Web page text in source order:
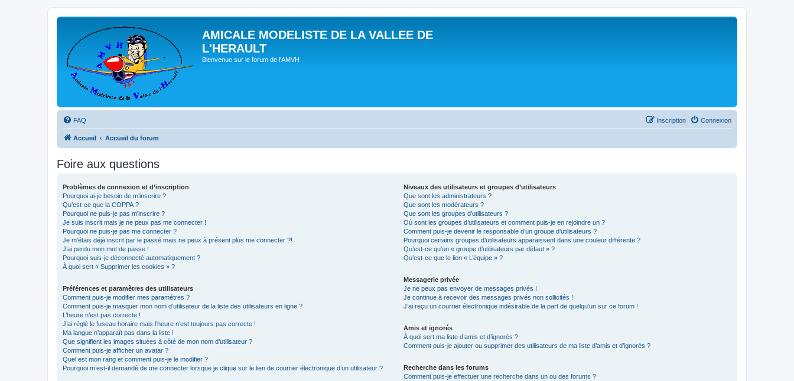
AMICALE MODELISTE DE LA VALLEE DE
L'HERAULT
Bienvenue sur le forum de l'AMVH
FAQ Connexion
Inscription
Accueil Accueil du forum
Foire aux questions
Problèmes de connexion et d’inscription
Pourquoi ai-je besoin de m’inscrire ?
Qu’est-ce que la COPPA ?
Pourquoi ne puis-je pas m’inscrire ?
Je suis inscrit mais je ne peux pas me connecter !
Pourquoi ne puis-je pas me connecter ?
Je m’étais déjà inscrit par le passé mais ne peux à présent plus me connecter ?!
J’ai perdu mon mot de passe !
Pourquoi suis-je déconnecté automatiquement ?
À quoi sert « Supprimer les cookies » ?
Préférences et paramètres des utilisateurs
Comment puis-je modifier mes paramètres ?
Comment puis-je masquer mon nom d’utilisateur de la liste des utilisateurs en ligne ?
L’heure n’est pas correcte !
J’ai réglé le fuseau horaire mais l’heure n’est toujours pas correcte !
Ma langue n’apparaît pas dans la liste !
Que signifient les images situées à côté de mon nom d’utilisateur ?
Comment puis-je afficher un avatar ?
Quel est mon rang et comment puis-je le modifier ?
Pourquoi m’est-il demandé de me connecter lorsque je clique sur le lien de courrier électronique d’un utilisateur ?
Niveaux des utilisateurs et groupes d’utilisateurs
Que sont les administrateurs ?
Que sont les modérateurs ?
Que sont les groupes d’utilisateurs ?
Où sont les groupes d’utilisateurs et comment puis-je en rejoindre un ?
Comment puis-je devenir le responsable d’un groupe d’utilisateurs ?
Pourquoi certains groupes d’utilisateurs apparaissent dans une couleur différente ?
Qu’est-ce qu’un « groupe d’utilisateurs par défaut » ?
Qu’est-ce que le lien « L’équipe » ?
Messagerie privée
Je ne peux pas envoyer de messages privés !
Je continue à recevoir des messages privés non sollicités !
J’ai reçu un courrier électronique indésirable de la part de quelqu’un sur ce forum !
Amis et ignorés
À quoi sert ma liste d’amis et d’ignorés ?
Comment puis-je ajouter ou supprimer des utilisateurs de ma liste d’amis et d’ignorés ?
Recherche dans les forums
Comment puis-je effectuer une recherche dans un ou des forums ?